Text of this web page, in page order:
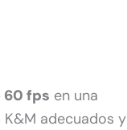
60 fps en una
adecuados y